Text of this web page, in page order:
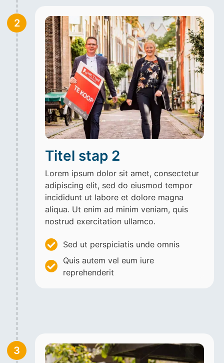
Titel stap 2
Lorem ipsum dolor sit amet, consectetur
adipiscing elit, sed do eiusmod tempor
incididunt ut labore et dolore magna
aliqua. Ut enim ad minim veniam, quis
nostrud exercitation ullamco.
Sed ut perspiciatis unde omnis
Quis autem vel eum iure
reprehenderit
2
3